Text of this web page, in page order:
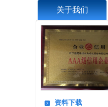
关于我们
资料下载